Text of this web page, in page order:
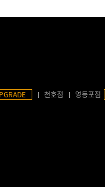
천호점 영등포점